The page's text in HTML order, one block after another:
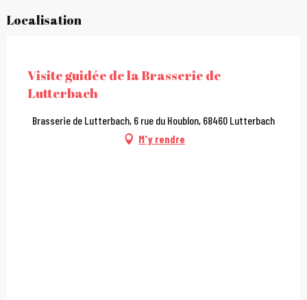
Localisation
Visite guidée de la Brasserie de
Lutterbach
Brasserie de Lutterbach, 6 rue du Houblon, 68460 Lutterbach
M'y rendre